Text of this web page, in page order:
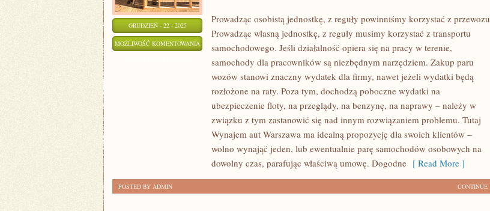
GRUDZIEŃ - 22 - 2025
MOŻLIWOŚĆ KOMENTOWANIA
NAS,
JEŚLI
SAMOCHÓD
STARA
SIĘ
NA
Prowadząc osobistą jednostkę, z reguły powinniśmy korzystać z przewozu
Prowadząc własną jednostkę, z reguły musimy korzystać z transportu
samochodowego. Jeśli działalność opiera się na pracy w terenie,
samochody dla pracowników są niezbędnym narzędziem. Zakup paru
wozów stanowi znaczny wydatek dla firmy, nawet jeżeli wydatki będą
rozłożone na raty. Poza tym, dochodzą poboczne wydatki na
ubezpieczenie floty, na przeglądy, na benzynę, na naprawy – należy w
związku z tym zastanowić się nad innym rozwiązaniem problemu. Tutaj
Wynajem aut Warszawa ma idealną propozycję dla swoich klientów –
wolno wynająć jeden, lub ewentualnie parę samochodów osobowych na
dowolny czas, parafując właściwą umowę. Dogodne [ Read More ]
CONTINUE
POSTED BY ADMIN